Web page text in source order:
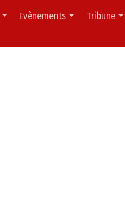
Evènements Tribune